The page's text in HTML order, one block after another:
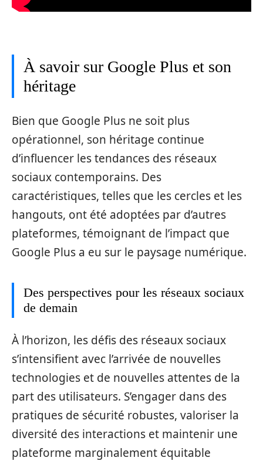
À savoir sur Google Plus et son
héritage
Bien que Google Plus ne soit plus
opérationnel, son héritage continue
d’influencer les tendances des réseaux
sociaux contemporains. Des
caractéristiques, telles que les cercles et les
hangouts, ont été adoptées par d’autres
plateformes, témoignant de l’impact que
Google Plus a eu sur le paysage numérique.
Des perspectives pour les réseaux sociaux
de demain
À l’horizon, les défis des réseaux sociaux
s’intensifient avec l’arrivée de nouvelles
technologies et de nouvelles attentes de la
part des utilisateurs. S’engager dans des
pratiques de sécurité robustes, valoriser la
diversité des interactions et maintenir une
plateforme marginalement équitable